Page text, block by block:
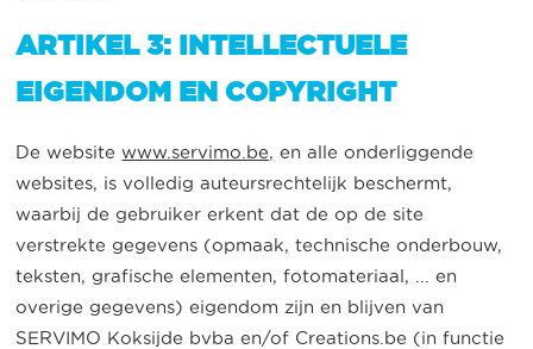
ARTIKEL 3: INTELLECTUELE
EIGENDOM EN COPYRIGHT
De websitewww.servimo.be, en alle onderliggende
websites, is volledig auteursrechtelijk beschermt,
waarbij de gebruiker erkent dat de op de site
verstrekte gegevens (opmaak, technische onderbouw,
teksten, grafische elementen, fotomateriaal, ... en
overige gegevens) eigendom zijn en blijven van
SERVIMO Koksijde bvba en/of Creations.be (in functie